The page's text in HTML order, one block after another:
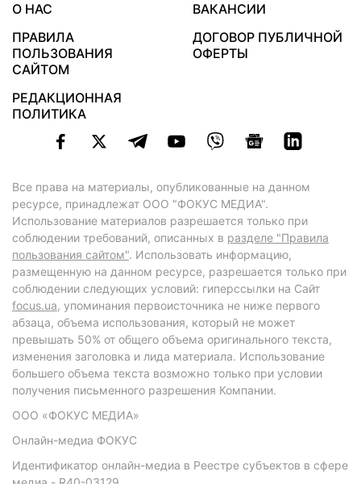
О НАС
ВАКАНСИИ
ПРАВИЛА
ПОЛЬЗОВАНИЯ
САЙТОМ
ДОГОВОР ПУБЛИЧНОЙ
ОФЕРТЫ
РЕДАКЦИОННАЯ
ПОЛИТИКА
Все права на материалы, опубликованные на данном
ресурсе, принадлежат ООО "ФОКУС МЕДИА".
Использование материалов разрешается только при
соблюдении требований, описанных в разделе "Правила
пользования сайтом". Использовать информацию,
размещенную на данном ресурсе, разрешается только при
соблюдении следующих условий: гиперссылки на Сайт
focus.ua, упоминания первоисточника не ниже первого
абзаца, объема использования, который не может
превышать 50% от общего объема оригинального текста,
изменения заголовка и лида материала. Использование
большего объема текста возможно только при условии
получения письменного разрешения Компании.
ООО «ФОКУС МЕДИА»
Онлайн-медиа ФОКУС
Идентификатор онлайн-медиа в Реестре субъектов в сфере